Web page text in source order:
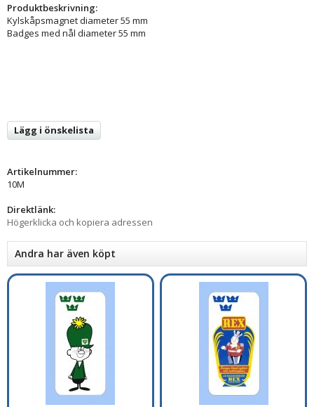
Produktbeskrivning:
Kylskåpsmagnet diameter 55 mm
Badges med nål diameter 55 mm
Lägg i önskelista
Artikelnummer:
10M
Direktlänk:
Högerklicka och kopiera adressen
Andra har även köpt